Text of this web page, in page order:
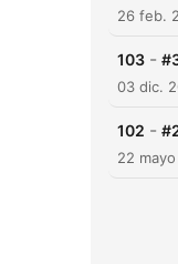
26 feb.
103 -
03 dic.
102 -
22